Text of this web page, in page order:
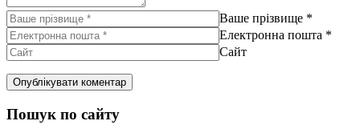
Ваше прізвище *
Електронна пошта *
Сайт
Пошук по сайту